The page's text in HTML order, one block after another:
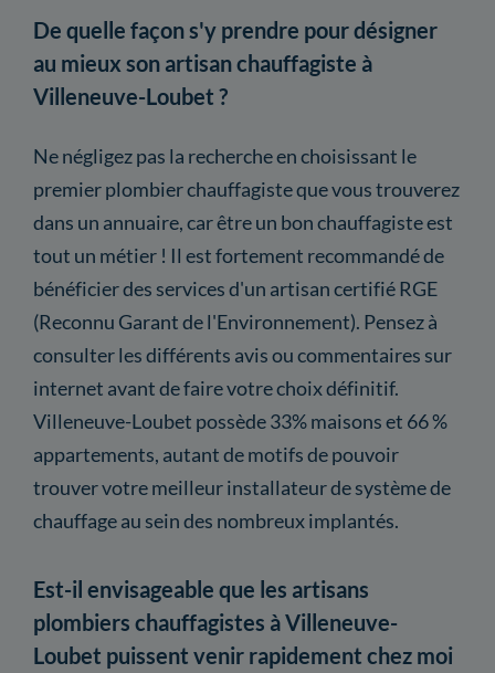
De quelle façon s'y prendre pour désigner
au mieux son artisan chauffagiste à
Villeneuve-Loubet ?
Ne négligez pas la recherche en choisissant le
premier plombier chauffagiste que vous trouverez
dans un annuaire, car être un bon chauffagiste est
tout un métier ! Il est fortement recommandé de
bénéficier des services d'un artisan certifié RGE
(Reconnu Garant de l'Environnement). Pensez à
consulter les différents avis ou commentaires sur
internet avant de faire votre choix définitif.
Villeneuve-Loubet possède 33% maisons et 66 %
appartements, autant de motifs de pouvoir
trouver votre meilleur installateur de système de
chauffage au sein des nombreux implantés.
Est-il envisageable que les artisans
plombiers chauffagistes à Villeneuve-
Loubet puissent venir rapidement chez moi